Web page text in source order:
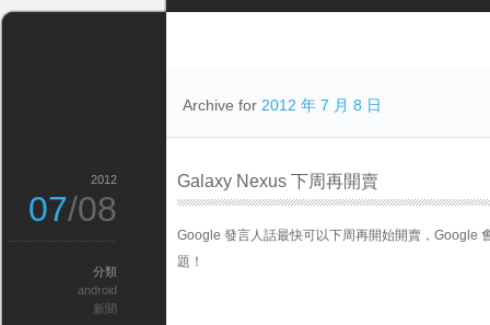
Archive for 2012 年 7 月 8 日
Galaxy Nexus 下周再開賣
Google 發言人話最快可以下周再開始開賣，Google
題！
2012
07/08
分類
android
新聞